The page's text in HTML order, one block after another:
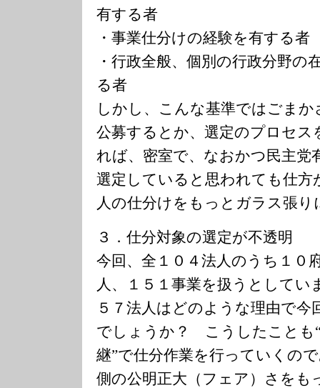
有する者
・事業仕分けの経験を有する者
・行政全般、個別の行政分野の
る者
しかし、こんな基準ではごま
公募するとか、選定のプロセ
れば、密室で、なおかつ民主党
選定していると思われても仕方
人の仕分けをもっとガラス張
３．仕分対象の選定が不透明
今回、全１０４法人のうち１０
人、１５１事業を扱うとしてい
５７法人はどのような理由で今
でしょうか？ こうしたことも
継”で仕分作業を行っていくの
側の公明正大（フェア）さをも